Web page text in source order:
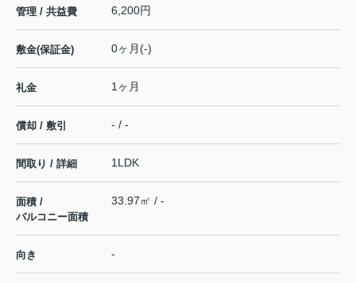
管理 / 共益費 6,200円
敷金(保証金) 0ヶ月(-)
礼金 1ヶ月
償却 / 敷引 - / -
間取り / 詳細 1LDK
面積 /
バルコニー面積
33.97㎡ / -
向き -